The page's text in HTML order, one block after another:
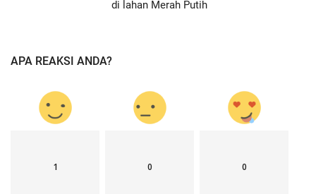
di lahan Merah Putih
APA REAKSI ANDA?
1 0 0